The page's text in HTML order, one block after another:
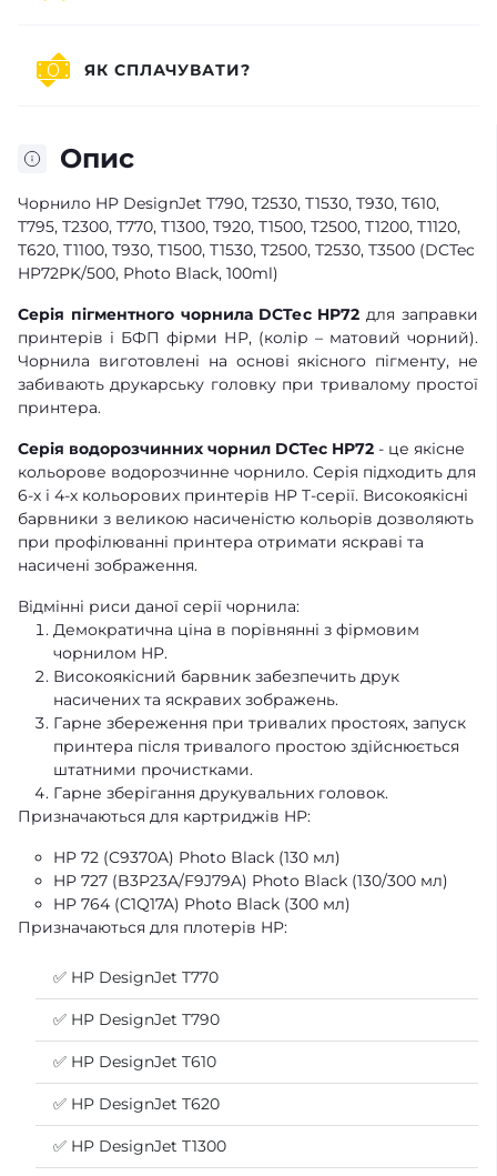
Опис
Чорнило HP DesignJet T790, T2530, T1530, T930, T610,
T795, T2300, T770, T1300, T920, T1500, T2500, T1200, T1120,
T620, T1100, T930, T1500, T1530, T2500, T2530, T3500 (DCTec
HP72PK/500, Photo Black, 100ml)
Серія пігментного чорнила DCTec HP72 для заправки
принтерів і БФП фірми НР, (колір – матовий чорний).
Чорнила виготовлені на основі якісного пігменту, не
забивають друкарську головку при тривалому простої
принтера.
Серія водорозчинних чорнил DCTec HP72 - це якісне
кольорове водорозчинне чорнило. Серія підходить для
6-х і 4-х кольорових принтерів HP T-серії. Високоякісні
барвники з великою насиченістю кольорів дозволяють
при профілюванні принтера отримати яскраві та
насичені зображення.
Відмінні риси даної серії чорнила:
Демократична ціна в порівнянні з фірмовим
чорнилом HP.
Високоякісний барвник забезпечить друк
насичених та яскравих зображень.
Гарне збереження при тривалих простоях, запуск
принтера після тривалого простою здійснюється
штатними прочистками.
Гарне зберігання друкувальних головок.
Призначаються для картриджів HP:
HP 72 (C9370A) Photo Black (130 мл)
HP 727 (B3P23A/F9J79A) Photo Black (130/300 мл)
HP 764 (C1Q17A) Photo Black (300 мл)
Призначаються для плотерів HP:
✅ HP DesignJet T770
✅ HP DesignJet T790
✅ HP DesignJet T610
✅ HP DesignJet T620
✅ HP DesignJet T1300
ЯК СПЛАЧУВАТИ?